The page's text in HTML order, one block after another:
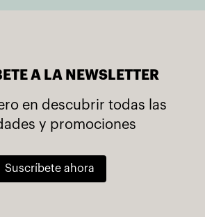
A LA NEWSLETTER
en descubrir todas las
y promociones
Suscríbete ahora